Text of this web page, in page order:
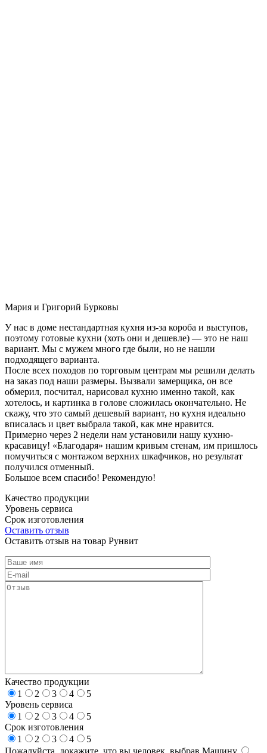
Мария и Григорий Бурковы
У нас в доме нестандартная кухня из-за короба и выступов,
поэтому готовые кухни (хоть они и дешевле) — это не наш
вариант. Мы с мужем много где были, но не нашли
подходящего варианта.
После всех походов по торговым центрам мы решили делать
на заказ под наши размеры. Вызвали замерщика, он все
обмерил, посчитал, нарисовал кухню именно такой, как
хотелось, и картинка в голове сложилась окончательно. Не
скажу, что это самый дешевый вариант, но кухня идеально
вписалась и цвет выбрала такой, как мне нравится.
Примерно через 2 недели нам установили нашу кухню-
красавицу! «Благодаря» нашим кривым стенам, им пришлось
помучиться с монтажом верхних шкафчиков, но результат
получился отменный.
Большое всем спасибо! Рекомендую!
Качество продукции
Уровень сервиса
Срок изготовления
Оставить отзыв
Оставить отзыв на товар Рунвит
Качество продукции
1
2 3 4
5
Уровень сервиса
1
2 3 4
5
Срок изготовления
1
2 3 4
5
Пожалуйста, докажите, что вы человек, выбрав Машину.